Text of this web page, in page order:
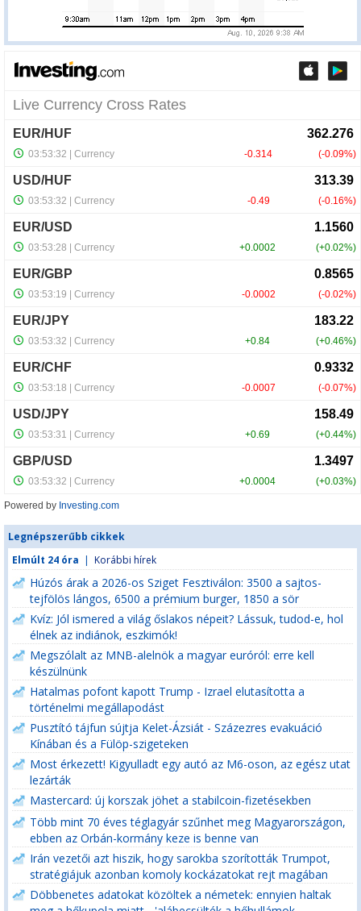
Powered by Investing.com
Legnépszerűbb cikkek
Elmúlt 24 óra | Korábbi hírek
Húzós árak a 2026-os Sziget Fesztiválon: 3500 a sajtos-
tejfölös lángos, 6500 a prémium burger, 1850 a sör
Kvíz: Jól ismered a világ őslakos népeit? Lássuk, tudod-e, hol
élnek az indiánok, eszkimók!
Megszólalt az MNB-alelnök a magyar euróról: erre kell
készülnünk
Hatalmas pofont kapott Trump - Izrael elutasította a
történelmi megállapodást
Pusztító tájfun sújtja Kelet-Ázsiát - Százezres evakuáció
Kínában és a Fülöp-szigeteken
Most érkezett! Kigyulladt egy autó az M6-oson, az egész utat
lezárták
Mastercard: új korszak jöhet a stabilcoin-fizetésekben
Több mint 70 éves téglagyár szűnhet meg Magyarországon,
ebben az Orbán-kormány keze is benne van
Irán vezetői azt hiszik, hogy sarokba szorították Trumpot,
stratégiájuk azonban komoly kockázatokat rejt magában
Döbbenetes adatokat közöltek a németek: ennyien haltak